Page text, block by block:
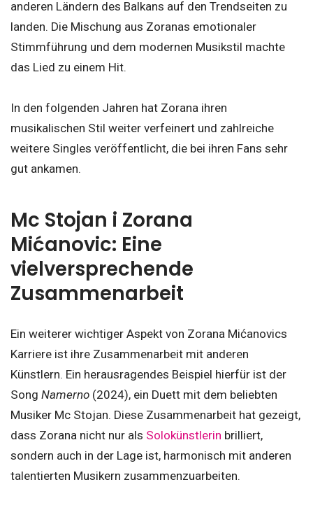
anderen Ländern des Balkans auf den Trendseiten zu
landen. Die Mischung aus Zoranas emotionaler
Stimmführung und dem modernen Musikstil machte
das Lied zu einem Hit.
In den folgenden Jahren hat Zorana ihren
musikalischen Stil weiter verfeinert und zahlreiche
weitere Singles veröffentlicht, die bei ihren Fans sehr
gut ankamen.
Mc Stojan i Zorana
Mićanovic: Eine
vielversprechende
Zusammenarbeit
Ein weiterer wichtiger Aspekt von Zorana Mićanovics
Karriere ist ihre Zusammenarbeit mit anderen
Künstlern. Ein herausragendes Beispiel hierfür ist der
Song Namerno (2024), ein Duett mit dem beliebten
Musiker Mc Stojan. Diese Zusammenarbeit hat gezeigt,
dass Zorana nicht nur als Solokünstlerin brilliert,
sondern auch in der Lage ist, harmonisch mit anderen
talentierten Musikern zusammenzuarbeiten.